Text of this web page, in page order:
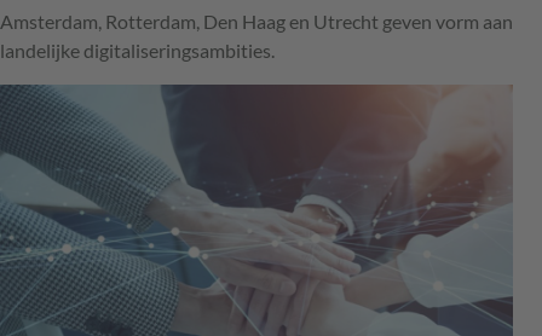
Amsterdam, Rotterdam, Den Haag en Utrecht geven vorm aan
landelijke digitaliseringsambities.